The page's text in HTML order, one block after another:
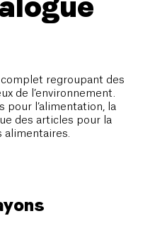
regroupant des
de l’environnement.
pour l’alimentation, la
des articles pour la